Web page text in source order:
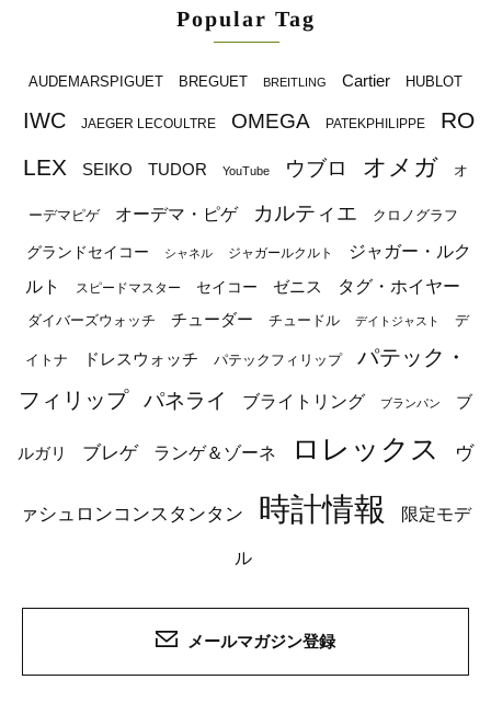
Popular Tag
AUDEMARSPIGUET BREGUET BREITLING Cartier HUBLOT
IWC JAEGER LECOULTRE OMEGA PATEKPHILIPPE
RO
LEX
SEIKO TUDOR YouTube ウブロ オメガ オ
ーデマピゲ オーデマ・ピゲ カルティエ クロノグラフ
グランドセイコー シャネル ジャガールクルト
ジャガー・ルク
ルト
スピードマスター セイコー ゼニス タグ・ホイヤー
ダイバーズウォッチ チューダー チュードル デイトジャスト デ
イトナ ドレスウォッチ パテックフィリップ
パテック・
フィリップ
パネライ ブライトリング ブランパン ブ
ルガリ ブレゲ ランゲ＆ゾーネ ロレックス ヴ
ァシュロンコンスタンタン 時計情報 限定モデ
ル
メールマガジン登録